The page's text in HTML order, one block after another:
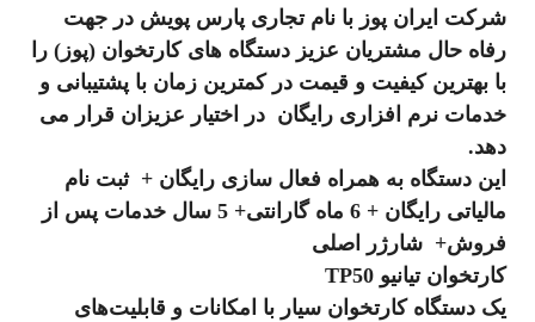
شرکت ایران پوز با نام تجاری پارس پویش در جهت
رفاه حال مشتریان عزیز دستگاه های کارتخوان (پوز) را
با بهترین کیفیت و قیمت در کمترین زمان با پشتیبانی و
خدمات نرم افزاری رایگان در اختیار عزیزان قرار می
دهد.
این دستگاه به همراه فعال سازی رایگان + ثبت نام
مالیاتی رایگان + 6 ماه گارانتی+ 5 سال خدمات پس از
فروش+ شارژر اصلی
کارتخوان تیانیو TP50
یک دستگاه کارتخوان سیار با امکانات و قابلیت‌های